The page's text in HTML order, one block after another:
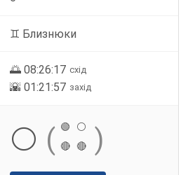
♊ Близнюки
🌅 08:26:17 схід
🌇 01:21:57 захід
⚪ ( 🟢
⚪
🔴
🔴 )